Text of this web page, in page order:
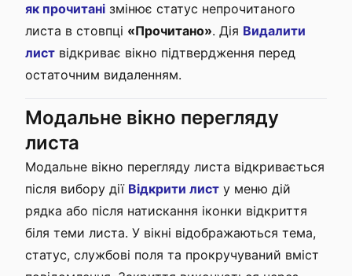
як прочитані змінює статус непрочитаного
листа в стовпці «Прочитано». Дія Видалити
лист відкриває вікно підтвердження перед
остаточним видаленням.
Модальне вікно перегляду
листа
Модальне вікно перегляду листа відкривається
після вибору дії Відкрити лист у меню дій
рядка або після натискання іконки відкриття
біля теми листа. У вікні відображаються тема,
статус, службові поля та прокручуваний вміст